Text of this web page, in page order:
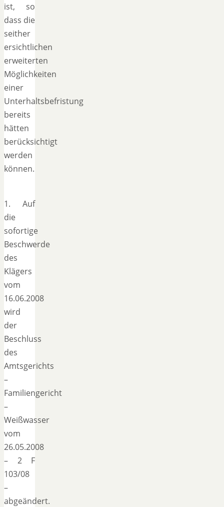
ist, so
dass die
seither
ersichtlichen
erweiterten
Möglichkeiten
einer
Unterhaltsbefristung
bereits
hätten
berücksichtigt
werden
können.
1. Auf
die
sofortige
Beschwerde
des
Klägers
vom
16.06.2008
wird
der
Beschluss
des
Amtsgerichts
–
Familiengericht
–
Weißwasser
vom
26.05.2008
– 2 F
103/08
–
abgeändert.